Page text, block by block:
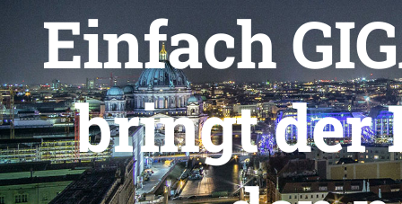
Einfach
bringt der